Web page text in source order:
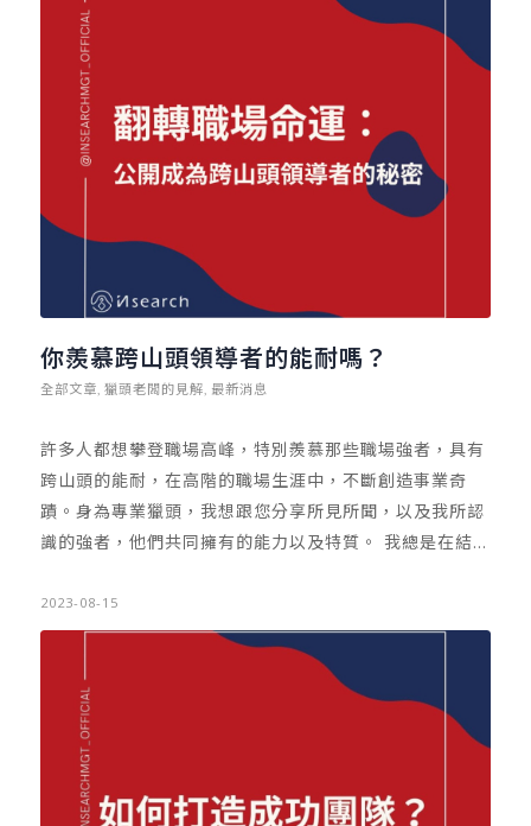
遇到挫折。然而，善用短暫的冷凍期，反而可能幫助自己
改變缺點，重整旗鼓，準備迎接新的挑戰。 若遇到因企業
老化的組織型調整，高階經營者則要思考自己的能力與機
會。畢竟職場冷凍是門「政治學」。高階經營者的職涯發
展，需考量到自己的「年紀」限制。若在外仍有好機會，
就千萬不要放過。但若無機會的話，則可思考申請轉調或
你羨慕跨山頭領導者的能耐嗎？
全部文章 獵頭老闆的見解 最新消息
許多人都想攀登職場高峰，特別羨慕那些職場強者，具有
跨山頭的能耐，在高階的職場生涯中，不斷創造事業奇
蹟。身為專業獵頭，我想跟您分享所見所聞，以及我所認
識的強者，他們共同擁有的能力以及特質。 我總是在結束
強者，思考他們共同的特質。如果要用一句話來概括我對
他們的看法，我想我會說，這些能夠在不同山頭當領導者
的人，有一個共同的特質，就是「永不妥協，永遠不停學
習」。 我觀察這群具有跨山頭的優秀領導者，他們有很多
共同特質。例如人生到了五十歲的年紀，卻仍然保持與人
交換見解的熱情，樂意接受年輕人的意見，並熱愛以自身
的優勢來互惠他人。雖然具有影響他人的能力，卻仍十分
尊重所認識的人。 「善於聆聽」是這群人的特質，但在聆
2023-08-15